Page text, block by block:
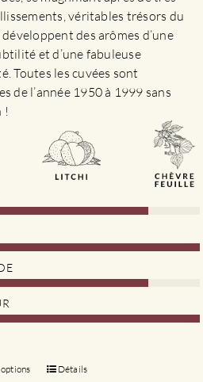
du
produit
véritables trésors du
des arômes d’une
et d’une fabuleuse
Toutes les cuvées sont
de l’année 1950 à 1999 sans
!
CeDétails